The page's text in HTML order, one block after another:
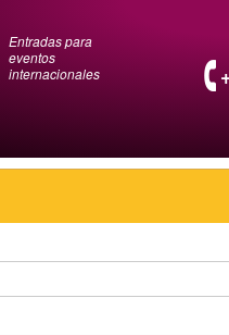
Entradas para
eventos
internacionales